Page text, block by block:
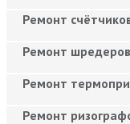
Ремонт
Ремонт шредеров
Ремонт
Ремонт